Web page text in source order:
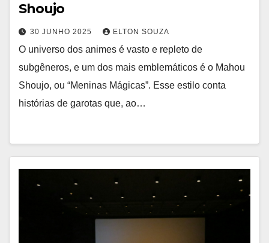
Shoujo
30 JUNHO 2025 ELTON SOUZA
O universo dos animes é vasto e repleto de
subgêneros, e um dos mais emblemáticos é o Mahou
Shoujo, ou “Meninas Mágicas”. Esse estilo conta
histórias de garotas que, ao…